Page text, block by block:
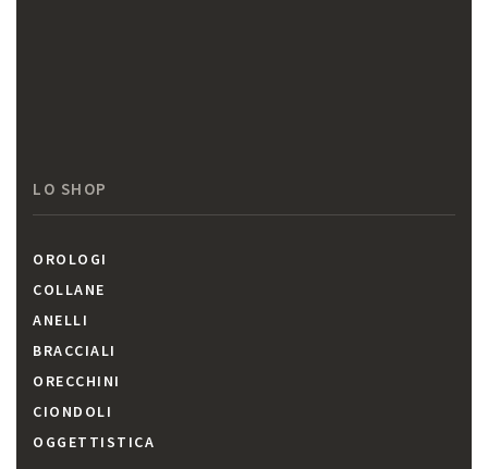
LO SHOP
OROLOGI
COLLANE
ANELLI
BRACCIALI
ORECCHINI
CIONDOLI
OGGETTISTICA